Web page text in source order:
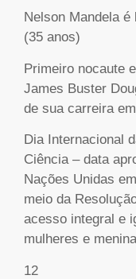
Nelson Mandela
(35 anos)
Primeiro nocaute
James Buster
de sua carreira
Dia Internacional
Ciência – data
Nações Unidas
meio da
acesso integral e
mulheres e
12